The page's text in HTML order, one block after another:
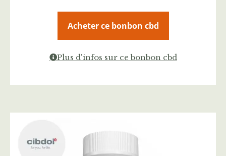
Acheter ce bonbon cbd
Plus d'infos sur ce bonbon cbd